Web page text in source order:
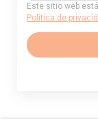
Este sitio web
Política de